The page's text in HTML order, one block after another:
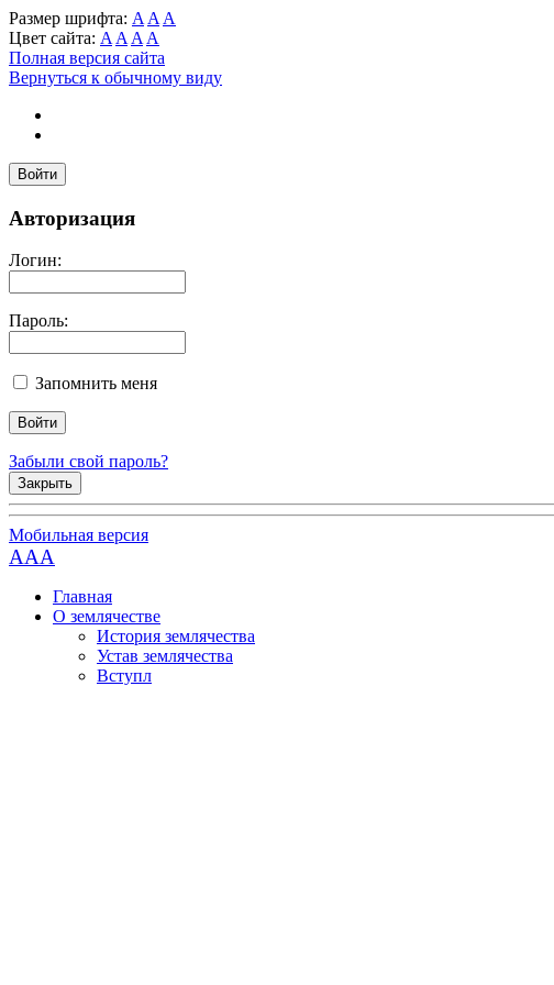
Размер шрифта: A A A
Цвет сайта: A A A A
Полная версия сайта
Вернуться к обычному виду
Войти
Авторизация
Логин:
Пароль:
Запомнить меня
Забыли свой пароль?
Закрыть
Мобильная версия
AAA
Главная
О землячестве
История землячества
Устав землячества
Вступл